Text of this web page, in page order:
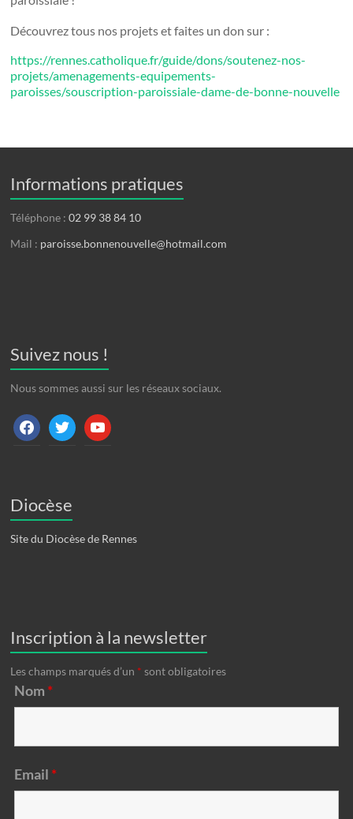
Découvrez tous nos projets et faites un don sur :
https://rennes.catholique.fr/guide/dons/soutenez-nos-
projets/amenagements-equipements-
paroisses/souscription-paroissiale-dame-de-bonne-nouvelle
Informations pratiques
Téléphone :02 99 38 84 10
Mail : paroisse.bonnenouvelle@hotmail.com
Suivez nous !
Nous sommes aussi sur les réseaux sociaux.
facebooktwitter youtube
Diocèse
Site du Diocèse de Rennes
Inscription à la newsletter
Les champs marqués d’un * sont obligatoires
Nom *
Email *